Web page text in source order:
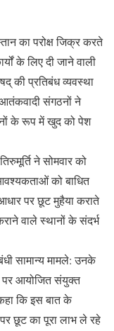
का परोक्ष जिक्र करते
के लिए दी जाने वाली
की प्रतिबंध व्यवस्था
आतंकवादी संगठनों ने
के रूप में खुद को पेश
ने सोमवार को
को बाधित
पर छूट मुहैया कराते
वाले स्थानों के संदर्भ
सामान्य मामले: उनके
पर आयोजित संयुक्त
कि इस बात के
छूट का पूरा लाभ ले रहे